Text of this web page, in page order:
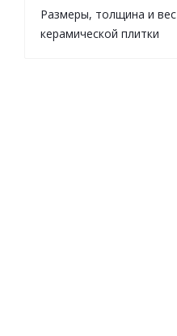
Размеры, толщина и вес
керамической плитки